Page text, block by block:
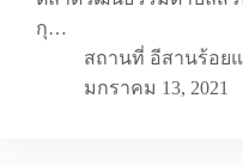
กุ…
สถานที่ อีสานร้อย
มกราคม 13, 2021